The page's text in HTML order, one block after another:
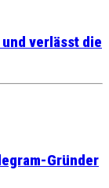
verlässt die
Gründer